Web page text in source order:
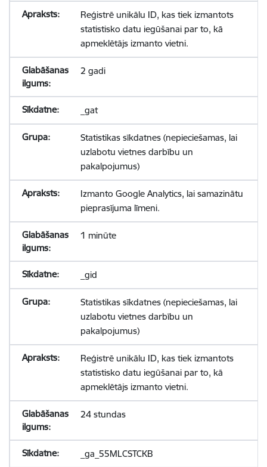
Reģistrē unikālu ID, kas tiek izmantots
statistisko datu iegūšanai par to, kā
apmeklētājs izmanto vietni.
2 gadi
_gat
Statistikas sīkdatnes (nepieciešamas, lai
uzlabotu vietnes darbību un
pakalpojumus)
Izmanto Google Analytics, lai samazinātu
pieprasījuma līmeni.
1 minūte
_gid
Statistikas sīkdatnes (nepieciešamas, lai
uzlabotu vietnes darbību un
pakalpojumus)
Reģistrē unikālu ID, kas tiek izmantots
statistisko datu iegūšanai par to, kā
apmeklētājs izmanto vietni.
24 stundas
_ga_55MLCSTCKB